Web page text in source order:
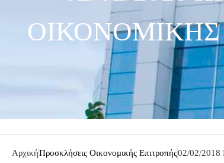
ΟΙΚΟΝΟΜΙΚΗΣ
ΑρχικήΠροσκλήσεις Οικονομικής Επιτροπής02/02/